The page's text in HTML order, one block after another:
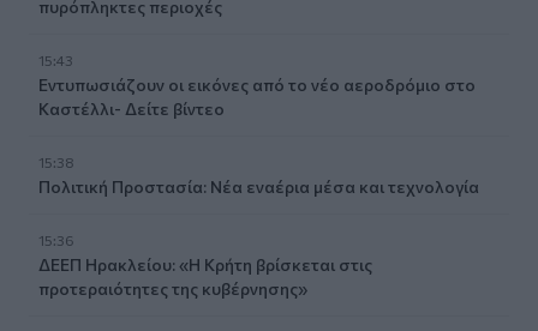
πυρόπληκτες περιοχές
15:43
Εντυπωσιάζουν οι εικόνες από το νέο αεροδρόμιο στο
Καστέλλι- Δείτε βίντεο
15:38
Πολιτική Προστασία: Νέα εναέρια μέσα και τεχνολογία
15:36
ΔΕΕΠ Ηρακλείου: «Η Κρήτη βρίσκεται στις
προτεραιότητες της κυβέρνησης»